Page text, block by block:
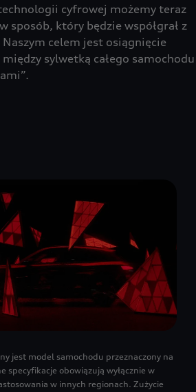
cyfrowej możemy teraz
sposób, który będzie współgrał z
celem jest osiągnięcie
sylwetką całego samochodu
jest model samochodu przeznaczony na
specyfikacje obowiązują wyłącznie w
w innych regionach. Zużycie